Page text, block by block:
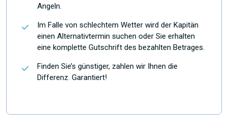
Angeln.
Im Falle von schlechtem Wetter wird der Kapitän
einen Alternativtermin suchen oder Sie erhalten
eine komplette Gutschrift des bezahlten Betrages.
Finden Sie’s günstiger, zahlen wir Ihnen die
Differenz. Garantiert!